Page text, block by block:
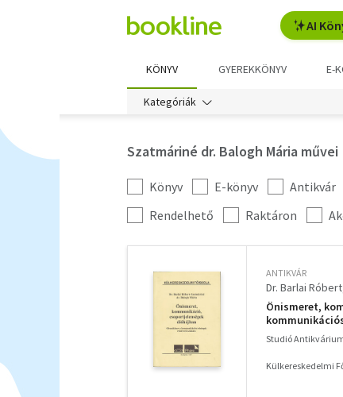
AI
KÖNYV GYEREKKÖNYV E-
Kategóriák
Szatmáriné dr. Balogh Mária művei
Kategória
szűrés
Könyv E-könyv Antikvár
További
szűrők
Rendelhető Raktáron
ANTIKVÁR
Dr. Barlai Róbert
Önismeret,
Studió
Külkereskedelmi